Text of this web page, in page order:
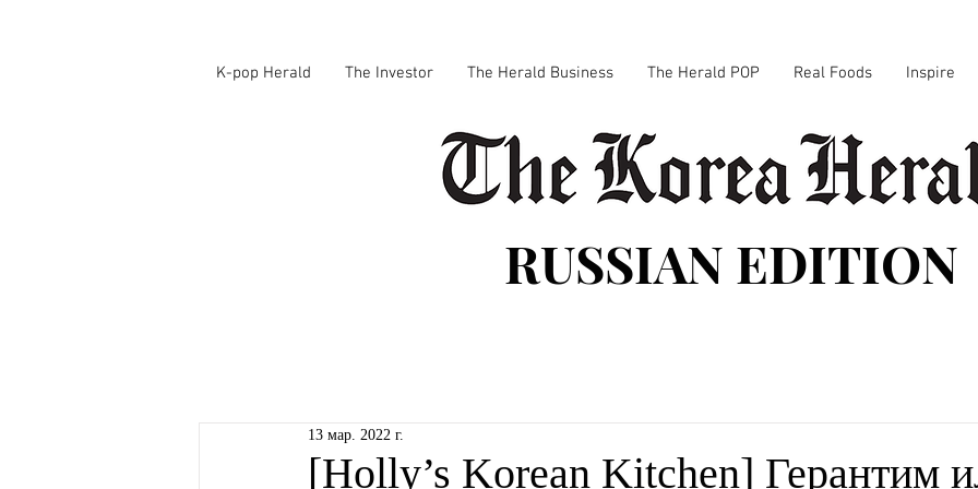
K-pop Herald The Investor The Herald Business The Herald POP Real Foods Inspire
RUSSIAN EDITION
[Holly’s Korean Kitchen] Герантим
13 мар. 2022 г.